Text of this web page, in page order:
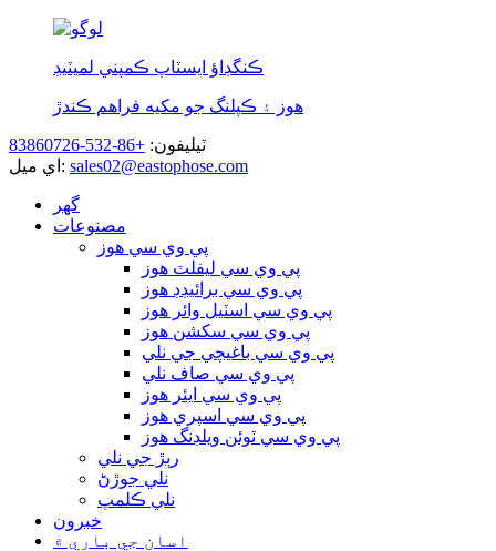
ڪنگڊاؤ ايسٽاپ ڪمپني لميٽيڊ
هوز ۽ ڪپلنگ جو مکيه فراهم ڪندڙ
ٽيليفون: +86-532-83860726
اي ميل: sales02@eastophose.com
گھر
مصنوعات
پي وي سي هوز
پي وي سي ليفلٽ هوز
پي وي سي برائيڊڊ هوز
پي وي سي اسٽيل وائر هوز
پي وي سي سکشن هوز
پي وي سي باغيچي جي نلي
پي وي سي صاف نلي
پي وي سي ايئر هوز
پي وي سي اسپري هوز
پي وي سي ٽوئن ويلڊنگ هوز
رٻڙ جي نلي
نلي جوڙڻ
نلي ڪلمپ
خبرون
اسان جي باري ۾